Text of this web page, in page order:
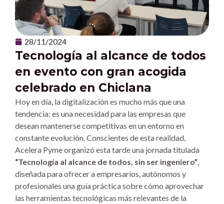
28/11/2024
Tecnología al alcance de todos
en evento con gran acogida
celebrado en Chiclana
Hoy en día, la digitalización es mucho más que una
tendencia: es una necesidad para las empresas que
desean mantenerse competitivas en un entorno en
constante evolución. Conscientes de esta realidad,
Acelera Pyme organizó esta tarde una jornada titulada
“Tecnología al alcance de todos, sin ser ingeniero”
diseñada para ofrecer a empresarios, autónomos y
profesionales una guía práctica sobre cómo aprovechar
las herramientas tecnológicas más relevantes de la